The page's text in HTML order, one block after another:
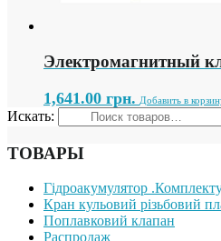
Электромагнитный
1,641.00 грн. Добавить в
Искать:
ТОВАРЫ
Гідроакумулятор
Кран кульовий різьбовий
Поплавковий клапан
Распродаж